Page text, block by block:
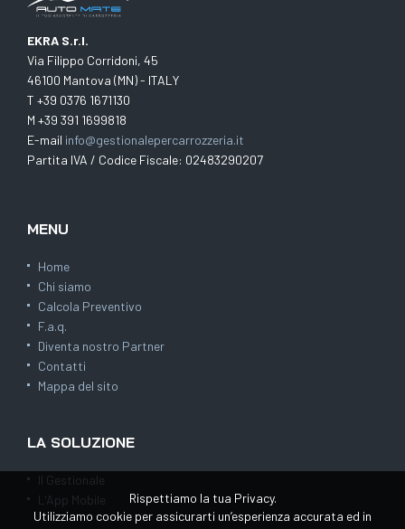
EKRA S.r.l.
Via Filippo Corridoni, 45
46100 Mantova (MN) - ITALY
T +39 0376 1671130
M +39 391 1699818
E-mail info@gestionalepercarrozzeria.it
Partita IVA / Codice Fiscale: 02483290207
MENU
Home
Chi siamo
Calcola Preventivo
F.a.q.
Diventa nostro Partner
Contatti
Mappa del sito
LA SOLUZIONE
Il Gestionale
L'App Mobile
Rispettiamo la tua Privacy.
Utilizziamo cookie per assicurarti un’esperienza accurata ed in